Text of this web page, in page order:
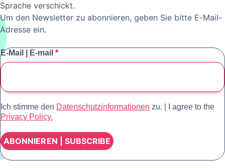
Sprache verschickt.
Um den Newsletter zu abonnieren, geben Sie bitte E-Mail-
Adresse ein.
E-Mail | E-mail *
Ich stimme den Datenschutzinformationen zu. | I agree to the
Privacy Policy.